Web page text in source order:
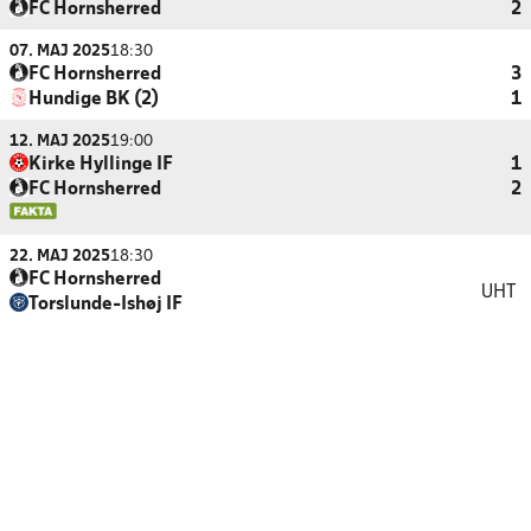
FC Hornsherred
2
07. MAJ 202518:30
FC Hornsherred
3
Hundige BK (2)
1
12. MAJ 202519:00
Kirke Hyllinge IF
1
FC Hornsherred
2
22. MAJ 202518:30
FC Hornsherred
Torslunde-Ishøj IF
UHT